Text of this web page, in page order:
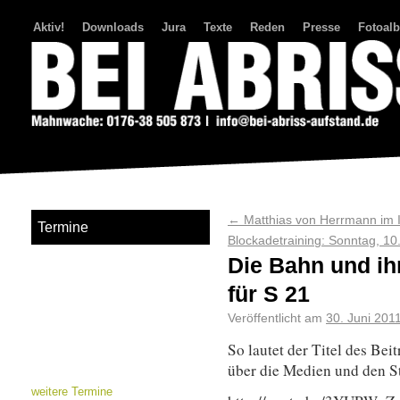
Aktiv! Downloads Jura Texte Reden Presse
← Matthias von Herrmann im
Blockadetraining: Sonntag,
Die Bahn und
für S 21
Veröffentlicht am 30. Juni
So lautet der Titel des
über die Medien und den
Termine
weitere Termine